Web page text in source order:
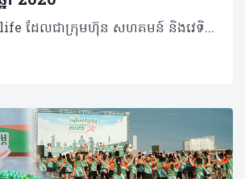
(ភ្នំពេញ)៖ Herbalife ដែលជាក្រុមហ៊ុន សហគមន៍ និងវេទិកាភ្ជាប់ទំនាក់ទំនង លំដាប់ថ្នាក់ពិភពលោក ផ្នែកសុខភាព និងសុខុមាលភាព បានចេញផ្សាយលទ្ធផលពីការស្ទង់មតិស្តីពីការផ្តល់អំណាចផ្នែកសុខភាព និងសេដ្ឋកិច្ចនៅក្នុងតំបន់អាស៊ីប៉ាស៊ីហ្វិក (APAC) ឆ្នាំ២០២៥ (Asia Pacific Health and Economic Empowerment Survey 2025)។ លទ្ធផលបានបង្ហាញពីសុទិដ្ឋិនិយមផ្នែកសេដ្ឋកិច្ចយ៉ាងខ្លាំងក្នុងចំណោមសហគ្រិន ដោយក្នុងនោះសហគ្រិន ៣ នាក់ក្នុងចំណោម ៤ នាក់ (៧៤%) រំពឹងថាសុខុមាលភាពសេដ្ឋកិច្ចរបស់ពួកគេនឹងប្រសើរឡើងក្នុងរយៈពេល ១២ ខែខាងមុខនេះ បើប្រៀបធៀបទៅនឹងអ្នកដែលមិនមែនជាសហគ្រិនដែលមានត្រឹមតែពាក់កណ្តាល (៤៨%) ប៉ុណ្ណោះ ដែលមានទស្សនៈដូចគ្នានេះ។ ការស្ទង់មតិនេះក៏បានបង្ហាញឱ្យឃើញពីកម្រិតនៃ 'ភាពម្ចាស់ការលើខ្លួនឯង' ទាំងផ្នែកសេដ្ឋកិច្ច និងសុខភាព ក្នុងចំណោមសហគ្រិន ដែលមានអត្រាខ្ពស់ជាងគួរឱ្យកត់សម្គាល់ បើធៀបនឹងអ្នកដែលមិនមែនជាសហគ្រិននៅក្នុងតំបន់។ 'ភាពម្ចាស់ការ' ត្រូវបានកំណត់ថាជាសមត្ថភាពក្នុងការធ្វើការសម្រេចចិត្តដោយផ្អែកលើព័ត៌មានច្បាស់លាស់ ដើម្បីពង្រឹងសុខុមាលភាពរាងកាយ ផ្លូវចិត្ត និងអារម្មណ៍ (ដែលសំដៅទៅលើ ភាពម្ចាស់ការផ្នែកសុខភាព) និងការកែលម្អស្ថានភាពហិរញ្ញវត្ថុរបស់បុគ្គលម្នាក់ៗ (ដែលសំដៅទៅលើ ភាពម្ចាស់ការផ្នែកសេដ្ឋកិច្ច) ដែលកម្រិតទាំងនេះមានខ្ពស់ជាង ១៧ ភាគរយ ក្នុងចំណោមសហគ្រិនដែលបានចូលរួមក្នុងការស្ទង់មតិ។ នេះបញ្ជាក់ឱ្យឃើញថាសហគ្រិនទាំងនោះមានការគ្រប់គ្រងសុខភាព និងសុខុមាលភាពសេដ្ឋកិច្ចរបស់ពួកគេបានល្អ។ លោក Thomas Harms នាយកគ្រប់គ្រងប្រចាំតំបន់អាស៊ីប៉ាស៊ីហ្វិកនៃក្រុមហ៊ុន Herbalife បានមានប្រសាសន៍ថា “ផ្ទុយទៅនឹងជំនឿដ៏ពេញនិយមដែលថាសហគ្រិនភាពគឺពោរពេញទៅដោយស្ត្រេស បើយោងទៅតាមការស្ទង់មតិនេះបង្ហាញថាសហគ្រិន មានភាពសុទិដ្ឋិនិយមផ្នែកសេដ្ឋកិច្ច មានទំនុកចិត្ត និងមានម្ចាស់ការទៅលើហិរញ្ញវត្ថុច្បាស់លាស់។ នៅក្នុងស្ថានភាពសេដ្ឋកិច្ចបច្ចុប្បន្ន មនុស្សជាច្រើនកំពុងស្វែងរកមធ្យោបាយបង្កើតប្រភពចំណូលបន្ថែម។ ក្រុមហ៊ុន Herbalife ប្តេជ្ញាគាំទ្រពួកគេដោយជួយពង្រឹងសុខភាព និងសុខុមាលភាពរបស់ពួកគេ ព្រមទាំងផ្តល់ឱកាសសម្រាប់អ្នកដែលចង់បង្កើតអាជីវកម្មសម្រាប់ខ្លួនឯង ក្នុងនាមជាអ្នកចែកចាយឯករាជ្យ”។ ការស្ទង់មតិនេះត្រូវបានធ្វើឡើងក្នុងខែតុលា ដោយមានអ្នកចូលរួម ៨,៥០៥ នាក់ (ក្នុងនោះមានសហគ្រិន ២,២៤៥ នាក់) មកពី ១១ ប្រទេសក្នុងតំបន់រួមមាន៖ អូស្ត្រាលី ហុងកុង ឥណ្ឌូនេស៊ី ជប៉ុន កូរ៉េ ម៉ាឡេស៊ី ហ្វីលីពីន សិង្ហបុរី តៃវ៉ាន់ ថៃ និងវៀតណាម។ សហគ្រិនបង្ហាញទំនុកចិត្តខ្ពស់លើសុខុមាលភាពសេដ្ឋកិច្ចរបស់ខ្លួន នៅទូទាំងតំបន់ សហគ្រិនមានទំនោរមើលឃើញស្ថានភាពសេដ្ឋកិច្ចរបស់ពួកគេក្នុងផ្លូវវិជ្ជមាន។ ក្នុងនោះមានសហគ្រិន ៤៣% បានវាយតម្លៃស្ថានភាពសេដ្ឋកិច្ចបច្ចុប្បន្នរបស់ពួកគេថាស្ថិតក្នុងកម្រិត "ល្អ" ខណៈដែលអ្នកមិនមែនជាសហគ្រិនមានត្រឹមតែ ២៥% ប៉ុណ្ណោះដែលយល់ឃើញបែបនេះ។ ចំពោះការរំពឹងទុកទៅថ្ងៃមុខវិញ សហគ្រិនរហូតដល់ ៧៤% រំពឹងថាស្ថានភាពសេដ្ឋកិច្ចរបស់ពួកគេនឹងប្រសើរឡើងក្នុងរយៈពេល ១២ ខែខាងមុខ ក្នុងពេលដែលអ្នកមិនមែនជាសហគ្រិនមានចំនួនមិនដល់ពាក់កណ្តាល (៤៨%) ផង ដែលមានទំនុកចិត្តក្នុងកម្រិតដូចគ្នានេះ។ បុគ្គលដែលជាសហគ្រិនក៏បានបង្ហាញសុទិដ្ឋិនិយមផងដែរ ក្នុងការសម្រេចឱ្យបាននូវគោលដៅរបស់ពួកគេ៖ គោលដៅរយៈពេលខ្លី (១២ ខែ)៖ ពាក់កណ្តាលនៃសហគ្រិន (៥០%) មានទំនុកចិត្តថានឹងសម្រេចបានគោលដៅសេដ្ឋកិច្ចរបស់ខ្លួន ដែលចំនួននេះខ្ពស់ជាងអ្នកមិនមែនជាសហគ្រិនរហូតដល់ ២៣ ភាគរយ។ គោលដៅរយៈពេលវែង (៥ ឆ្នាំ)៖ ៥១% នៃសហគ្រិនមានទំនុកចិត្តថានឹងសម្រេចបានគោលដៅក្នុងរយៈពេល ៥ ឆ្នាំខាងមុខ ដែលខ្ពស់ជាងអ្នកដែលមិនមែនជាសហគ្រិនចំនួន ២១ ភាគរយ។ ភាពម្ចាស់ការលើខ្លួនឯង ទាំងផ្នែកសេដ្ឋកិច្ច និងសុខភាពក្នុងចំណោមសហគ្រិនក្នុងតំបន់អាស៊ីប៉ាស៊ីហ្វិក ក្រៅពីភាពជឿជាក់ និងសុទិដ្ឋិនិយមចំពោះស្ថានភាពសេដ្ឋកិច្ចបច្ចុប្បន្ន និងទៅថ្ងៃអនាគត លទ្ធផលក៏បានបង្ហាញផងដែរថា សហគ្រិនក្នុងតំបន់អាស៊ីប៉ាស៊ីហ្វិកមាន "ភាពម្ចាស់ការលើខ្លួនឯង" ទាំងផ្នែកសេដ្ឋកិច្ច និងសុខភាព។ ៦ នាក់ ក្នុងចំណោម ១០ នាក់ ឬស្មើរនឹង ៥៩% នៃសហគ្រិនដែលចូលរួមការអង្កេតនេះបាននិយាយថា ពួកគេយល់ថាខ្លួនមានសមត្ថភាពជាម្ចាស់ការក្នុងការសម្រេចចិត្ត ដើម្បីកែលម្អស្ថិរភាពហិរញ្ញវត្ថុ និងសុខុមាលភាពសេដ្ឋកិច្ចរបស់ខ្លួន ដែលចំនួននេះគឺខ្ពស់ជាង ១៨ ភាគរយ បើធៀបទៅនឹងអ្នកមិនមែនជាសហគ្រិនដែលមានត្រឹម ៣៩%។ ភាពម្ចាស់ការលើផ្នែកសុខភាពក៏មានកម្រិតខ្ពស់ដូចគ្នាដែរក្នុងចំណោមសហគ្រិន ដោយមានរហូតដល់ ៦៥% ដែលយល់ថាខ្លួនមានសមត្ថភាពម្ចាស់ការលើខ្លួនឯង បើធៀបនឹងអ្នកមិនមែនជាសហគ្រិនដែលមានត្រឹមតែ ៤៨%។ ភាពម្ចាស់ការលើខ្លួនឯងនេះហើយ ដែលអាចពន្យល់បានថា ហេតុអ្វីបានជាសហគ្រិនបង្ហាញទំនុកចិត្តខ្ពស់ក្នុងការសម្រេចឱ្យបាននូវគោលដៅសុខភាពរបស់ពួកគេក្នុងរយៈពេល ១២ ខែខាងមុខ។ ច្រើនជាងពាក់កណ្តាល (៥៦%) នៃសហគ្រិន ជឿជាក់ថាពួកគេអាចសម្រេចបាននូវគោលដៅសុខភាពក្នុងរយៈពេល ១២ ខែខាងមុខ ខណៈដែលអ្នកមិនមែនជាសហគ្រិនមានត្រឹមតែ ៣៣% ប៉ុណ្ណោះដែលជឿជាក់បែបនេះ។ ទំនាក់ទំនងរវាងសុខភាព និងសេដ្ឋកិច្ច ការរកឃើញនេះបង្ហាញឱ្យឃើញកាន់តែច្បាស់ពីចំណងទាក់ទងគ្នាយ៉ាងជិតស្និទ្ធនៃភាពជាម្ចាស់ការទៅលើ សុខភាព និង សេដ្ឋកិច្ច។ អ្នកដែលមានសមត្ថភាពពេញលេញក្នុងការពង្រឹងស្ថានភាពហិរញ្ញវត្ថុរបស់ខ្លួន ក៏ច្រើនតែមានទំនុកចិត្តខ្ពស់ក្នុងការថែទាំសុខភាពរបស់ពួកគេដូចគ្នា។ នេះមានន័យថាភាពជឿជាក់លើការគ្រប់គ្រងលុយកាក់ និងភាពជឿជាក់លើការគ្រប់គ្រងសុខភាព គឺតែងតែដើរទន្ទឹមគ្នា។ ដោយសារមានការម្ចាស់ការទៅលើការសម្រេចចិត្ត ការកំណត់គោលដៅ ការបែងចែកពេលវេលា និងធនធាន ព្រមទាំងជម្រើសនៃការរស់នៅ សហគ្រិនជឿជាក់ថាខ្លួនមានសក្ដានុពលដើម្បីធ្វើឱ្យបំណងប្រាថ្នាក្លាយជាការពិត។ ភាពម្ចាស់ការលើខ្លួនឯងនេះហើយដែលជួយបង្កើនទំនុកចិត្ត និងនាំមកនូវលទ្ធផលល្អទាំងផ្នែកសុខភាព និងសេដ្ឋកិច្ច។ វាជាភស្តុតាងបញ្ជាក់ថា នៅពេលដែលយើងចេះគ្រប់គ្រងការសម្រេចចិត្តលើសុខភាព និងសេដ្ឋកិច្ចដោយខ្លួនឯង យើងនឹងអាចផ្លាស់ប្តូរទាំងអនាគត និងជីវិតរស់នៅឱ្យកាន់តែប្រសើរឡើង។ អំពីក្រុមហ៊ុន Herbalife ក្រុមហ៊ុន Herbalife (NYSE: HLF) គឺជាក្រុមហ៊ុនសុខភាព និងសុខុមាលភាពឈានមុខគេ និងជាសហគមន៍ដែលកំពុងផ្លាស់ប្តូរជីវិតរបស់មនុស្សជាមួយនឹងផលិតផលអាហារូបត្ថម្ភដ៏អស្ចារ្យ និងជាឱកាសអាជីវកម្មសម្រាប់សមាជិកឯករាជ្យរបស់ខ្លួនចាប់តាំងពីឆ្នាំ 1980។ ក្រុមហ៊ុនផ្តល់ជូននូវផលិតផលដែលគាំទ្រដោយវិទ្យាសាស្រ្តដល់អ្នកប្រើប្រាស់នៅក្នុងទីផ្សារជាង 90។ តាមរយៈសមាជិកឯករាជ្យដែលផ្តល់ជូននូវការបណ្តុះបណ្តាលមួយទល់មួយ និងផ្តល់ការគាំទ្រសហគមន៍ដោយបំផុសគំនិតឱ្យអតិថិជនប្រកាន់ខ្ជាប់នូវរបៀបរស់នៅដែលមានភាពសកម្ម។